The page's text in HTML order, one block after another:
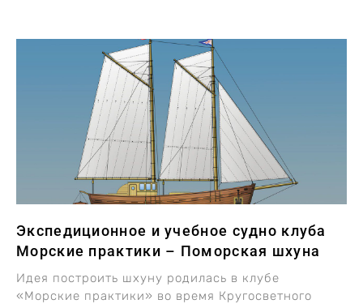
Экспедиционное и учебное судно клуба
Морские практики – Поморская шхуна
Идея построить шхуну родилась в клубе
«Морские практики» во время Кругосветного